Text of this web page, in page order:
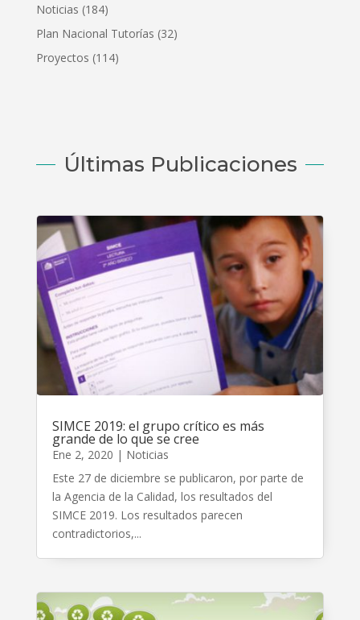
Noticias (184)
Plan Nacional Tutorías (32)
Proyectos (114)
Últimas Publicaciones
SIMCE 2019: el grupo crítico es más
grande de lo que se cree
Ene 2, 2020 | Noticias
Este 27 de diciembre se publicaron, por parte de
la Agencia de la Calidad, los resultados del
SIMCE 2019. Los resultados parecen
contradictorios,...